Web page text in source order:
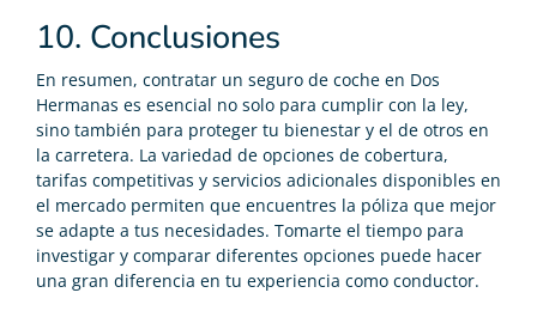
10. Conclusiones
En resumen, contratar un seguro de coche en Dos
Hermanas es esencial no solo para cumplir con la ley,
sino también para proteger tu bienestar y el de otros en
la carretera. La variedad de opciones de cobertura,
tarifas competitivas y servicios adicionales disponibles en
el mercado permiten que encuentres la póliza que mejor
se adapte a tus necesidades. Tomarte el tiempo para
investigar y comparar diferentes opciones puede hacer
una gran diferencia en tu experiencia como conductor.